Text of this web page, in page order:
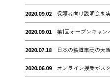
2020.09.02 保護者向け説明会を
2020.09.01 第1回オープンキャン
2020.07.18 日本の鉄道車両の大
2020.06.09 オンライン授業がス